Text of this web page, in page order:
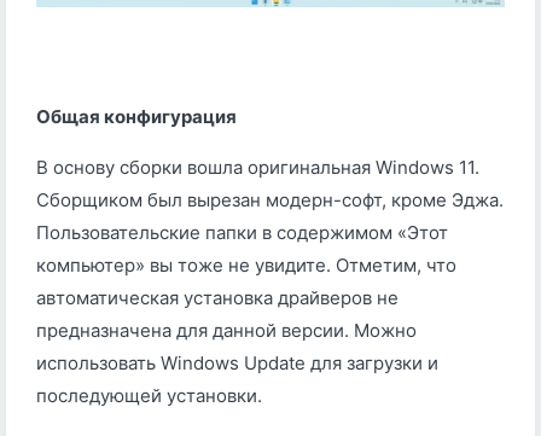
Общая конфигурация
В основу сборки вошла оригинальная Windows 11.
Сборщиком был вырезан модерн-софт, кроме Эджа.
Пользовательские папки в содержимом «Этот
компьютер» вы тоже не увидите. Отметим, что
автоматическая установка драйверов не
предназначена для данной версии. Можно
использовать Windows Update для загрузки и
последующей установки.